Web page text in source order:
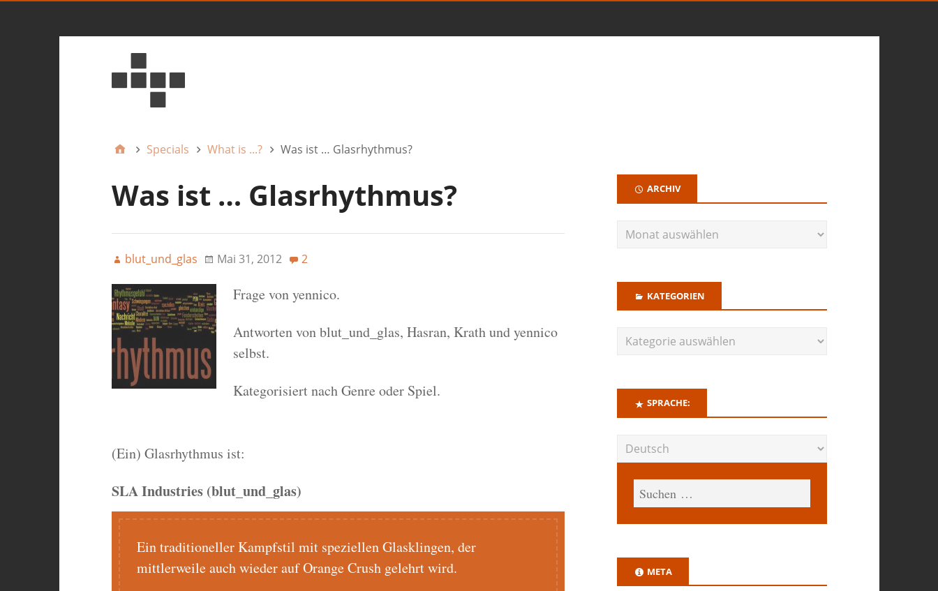
Specials What is ...? Was ist … Glasrhythmus?
Was ist … Glasrhythmus?
blut_und_glas Mai 31, 2012 2
Frage von yennico.
Antworten von blut_und_glas, Hasran, Krath und yennico
selbst.
Kategorisiert nach Genre oder Spiel.
(Ein) Glasrhythmus ist:
SLA Industries (blut_und_glas)
Ein traditioneller Kampfstil mit speziellen Glasklingen, der
mittlerweile auch wieder auf Orange Crush gelehrt wird.
ARCHIV
KATEGORIEN
SPRACHE:
META